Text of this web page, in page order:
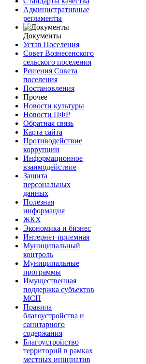
Административные
регламенты
Документы
Устав Поселения
Совет Вознесенского
сельского поселения
Решения Совета
поселения
Постановления
Прочее
Новости культуры
Новости ПФР
Обратная связь
Карта сайта
Противодействие
коррупции
Информационное
взаимодействие
Защита
персональных
данных
Полезная
информация
ЖКХ
Экономика и бизнес
Интернет-приемная
Муниципальный
контроль
Муниципальные
программы
Имущественная
поддержка субъектов
МСП
Правила
благоустройства и
санитарного
содержания
Благоустройство
территорий в рамках
местных инициатив